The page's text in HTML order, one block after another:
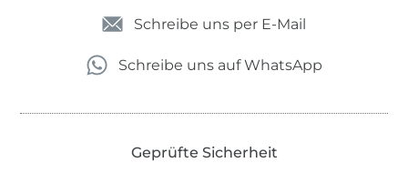
Schreibe uns per E-Mail
Schreibe uns auf WhatsApp
Geprüfte Sicherheit